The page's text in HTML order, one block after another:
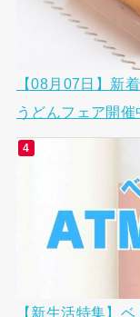
【08月07日】新
うどんフェア開催
【新生活特集】